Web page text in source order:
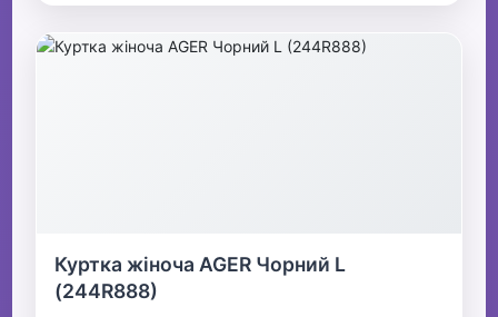
Куртка жіноча AGER Чорний L
(244R888)